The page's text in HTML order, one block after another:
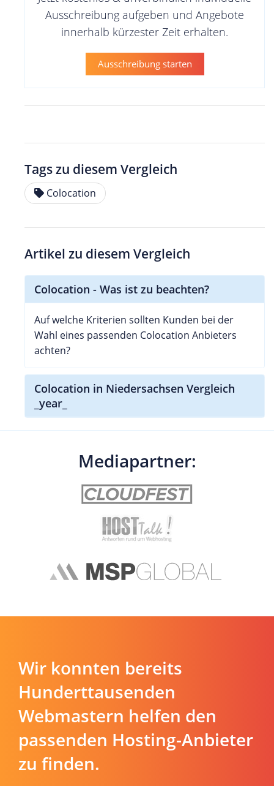
Ausschreibung aufgeben und Angebote
innerhalb kürzester Zeit erhalten.
Ausschreibung starten
Tags zu diesem Vergleich
Colocation
Artikel zu diesem Vergleich
Colocation - Was ist zu beachten?
Auf welche Kriterien sollten Kunden bei der
Wahl eines passenden Colocation Anbieters
achten?
Colocation in Niedersachsen Vergleich
_year_
Mediapartner:
Wir konnten bereits
Hunderttausenden
Webmastern helfen den
passenden Hosting-Anbieter
zu finden.